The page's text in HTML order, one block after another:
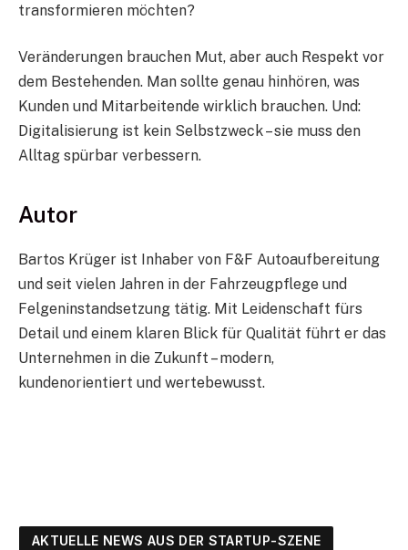
transformieren möchten?
Veränderungen brauchen Mut, aber auch Respekt vor
dem Bestehenden. Man sollte genau hinhören, was
Kunden und Mitarbeitende wirklich brauchen. Und:
Digitalisierung ist kein Selbstzweck – sie muss den
Alltag spürbar verbessern.
Autor
Bartos Krüger ist Inhaber von F&F Autoaufbereitung
und seit vielen Jahren in der Fahrzeugpflege und
Felgeninstandsetzung tätig. Mit Leidenschaft fürs
Detail und einem klaren Blick für Qualität führt er das
Unternehmen in die Zukunft – modern,
kundenorientiert und wertebewusst.
AKTUELLE NEWS AUS DER STARTUP-SZENE